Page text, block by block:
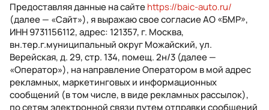
Предоставляя данные на сайтеhttps://baic-auto.ru/
(далее — «Сайт»), я выражаю свое согласие АО «БМР»,
ИНН 9731156112, адрес: 121357, г. Москва,
вн.тер.г.муниципальный округ Можайский, ул.
Верейская, д. 29, стр. 134, помещ. 2н/3 (далее —
«Оператор»), на направление Оператором в мой адрес
рекламных, маркетинговых и информационных
сообщений (в том числе, в виде рекламных рассылок),
по сетям электронной связи путем отправки сообщений